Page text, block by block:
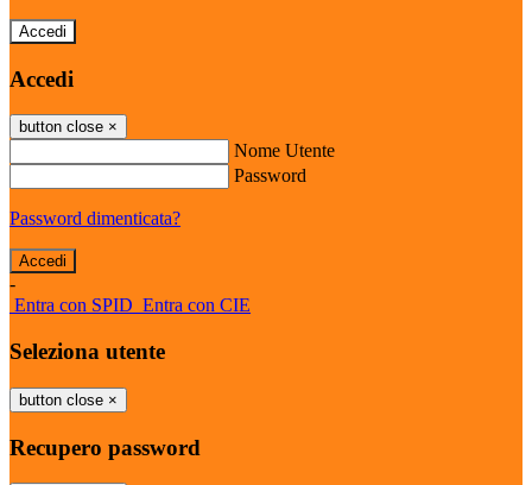
Accedi
Accedi
button close ×
Nome Utente
Password
Password dimenticata?
-
Entra con SPID Entra con CIE
Seleziona utente
button close ×
Recupero password